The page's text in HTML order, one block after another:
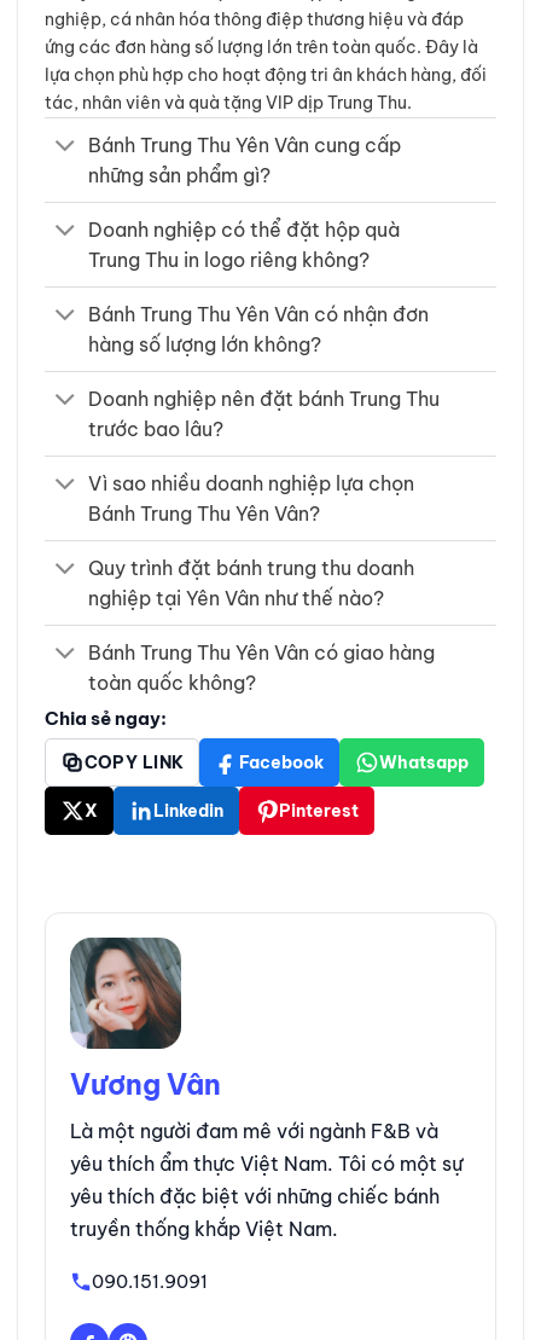
nghiệp, cá nhân hóa thông điệp thương hiệu và đáp
ứng các đơn hàng số lượng lớn trên toàn quốc. Đây là
lựa chọn phù hợp cho hoạt động tri ân khách hàng, đối
tác, nhân viên và quà tặng VIP dịp Trung Thu.
Bánh Trung Thu Yên Vân cung cấp
những sản phẩm gì?
Doanh nghiệp có thể đặt hộp quà
Trung Thu in logo riêng không?
Bánh Trung Thu Yên Vân có nhận đơn
hàng số lượng lớn không?
Doanh nghiệp nên đặt bánh Trung Thu
trước bao lâu?
Vì sao nhiều doanh nghiệp lựa chọn
Bánh Trung Thu Yên Vân?
Quy trình đặt bánh trung thu doanh
nghiệp tại Yên Vân như thế nào?
Bánh Trung Thu Yên Vân có giao hàng
toàn quốc không?
Chia sẻ ngay:
COPY LINK Facebook Whatsapp
X Linkedin Pinterest
Vương Vân
Là một người đam mê với ngành F&B và
yêu thích ẩm thực Việt Nam. Tôi có một sự
yêu thích đặc biệt với những chiếc bánh
truyền thống khắp Việt Nam.
090.151.9091